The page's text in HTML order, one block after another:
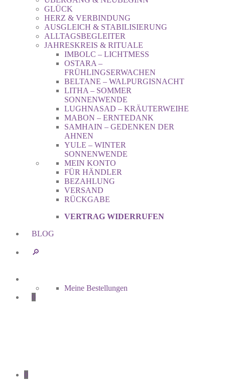
GLÜCK
HERZ & VERBINDUNG
AUSGLEICH & STABILISIERUNG
ALLTAGSBEGLEITER
JAHRESKREIS & RITUALE
IMBOLC – LICHTMESS
OSTARA –
FRÜHLINGSERWACHEN
BELTANE – WALPURGISNACHT
LITHA – SOMMER
SONNENWENDE
LUGHNASAD – KRÄUTERWEIHE
MABON – ERNTEDANK
SAMHAIN – GEDENKEN DER
AHNEN
YULE – WINTER
SONNENWENDE
MEIN KONTO
FÜR HÄNDLER
BEZAHLUNG
VERSAND
RÜCKGABE
VERTRAG WIDERRUFEN
BLOG
🔎︎
Meine Bestellungen
0
0